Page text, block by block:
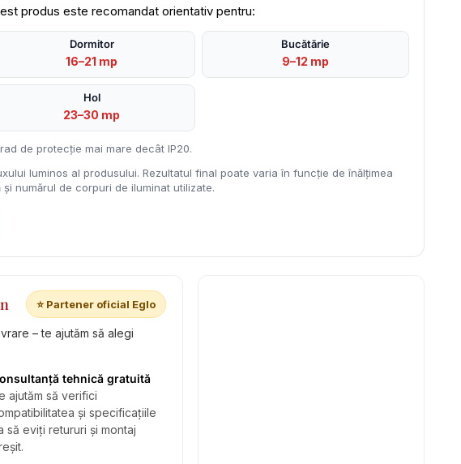
produs este recomandat orientativ pentru:
Dormitor
16–21 mp
Bucătărie
9–12 mp
Hol
23–30 mp
de protecție mai mare decât IP20.
luminos al produsului. Rezultatul final poate varia în funcție de înălțimea
numărul de corpuri de iluminat utilizate.
⭐ Partener oficial Eglo
– te ajutăm să alegi
tehnică gratuită
ajutăm să verifici
și specificațiile
să eviți retururi și montaj